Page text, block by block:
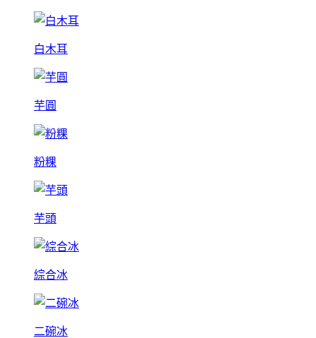
白木耳
芋圓
粉粿
芋頭
綜合冰
二碗冰